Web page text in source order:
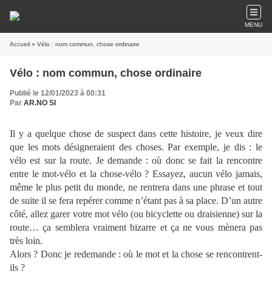
MENU
Accueil » Vélo : nom commun, chose ordinaire
Vélo : nom commun, chose ordinaire
Publié le 12/01/2023 à 00:31
Par AR.NO SI
Il y a quelque chose de suspect dans cette histoire, je veux dire
que les mots désigneraient des choses. Par exemple, je dis : le
vélo est sur la route. Je demande : où donc se fait la rencontre
entre le mot-vélo et la chose-vélo ? Essayez, aucun vélo jamais,
même le plus petit du monde, ne rentrera dans une phrase et tout
de suite il se fera repérer comme n’étant pas à sa place. D’un autre
côté, allez garer votre mot vélo (ou bicyclette ou draisienne) sur la
route… ça semblera vraiment bizarre et ça ne vous mènera pas
très loin.
Alors ? Donc je redemande : où le mot et la chose se rencontrent-
ils ?